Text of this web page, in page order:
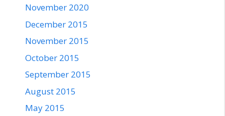
November 2020
December 2015
November 2015
October 2015
September 2015
August 2015
May 2015